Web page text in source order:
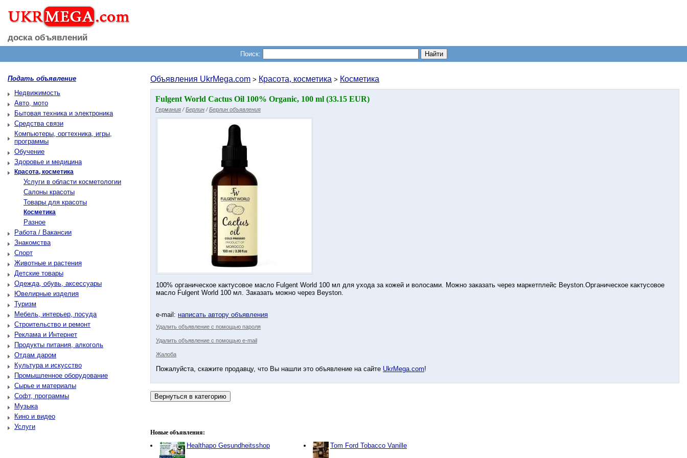
доска объявлений
Поиск:
Подать объявление
Недвижимость
Авто, мото
Бытовая техника и электроника
Средства связи
Компьютеры, оргтехника, игры,
программы
Обучение
Здоровье и медицина
Красота, косметика
Услуги в области косметологии
Салоны красоты
Товары для красоты
Косметика
Разное
Работа / Вакансии
Знакомства
Спорт
Животные и растения
Детские товары
Одежда, обувь, аксессуары
Ювелирные изделия
Туризм
Мебель, интерьер, посуда
Строительство и ремонт
Реклама и Интернет
Продукты питания, алкоголь
Отдам даром
Культура и искусство
Промышленное оборудование
Сырье и материалы
Софт, программы
Музыка
Кино и видео
Услуги
Объявления UkrMega.com > Красота, косметика > Косметика
Fulgent World Cactus Oil 100% Organic, 100 ml (33.15 EUR)
Германия /Берлин /Берлин объявления
100% органическое кактусовое масло Fulgent World 100 мл для ухода за кожей и волосами. Можно заказать через маркетплейс Beyston.Органическое кактусовое
масло Fulgent World 100 мл. Заказать можно через Beyston.
e-mail: написать автору объявления
Удалить объявление с помощью пароля
Удалить объявление с помощью e-mail
Жалоба
Пожалуйста, скажите продавцу, что Вы нашли это объявление на сайте UkrMega.com!
Новые объявления:
Healthapo Gesundheitsshop Tom Ford Tobacco Vanille